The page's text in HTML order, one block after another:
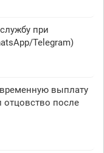
при
Telegram)
выплату
отцовство после